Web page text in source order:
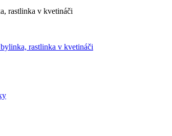
rastlinka v kvetináči
rastlinka v kvetináči